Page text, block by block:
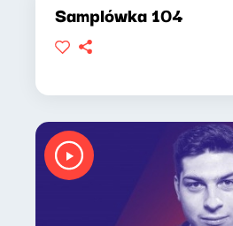
Samplówka 104